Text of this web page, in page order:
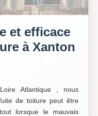
et efficace
à Xanton
Atlantique , nous
de toiture peut être
lorsque le mauvais